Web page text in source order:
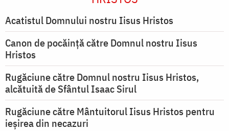
Acatistul Domnului nostru Iisus Hristos
Canon de pocăință către Domnul nostru Iisus
Hristos
Rugăciune către Domnul nostru Iisus Hristos,
alcătuită de Sfântul Isaac Sirul
Rugăciune către Mântuitorul Iisus Hristos pentru
ieşirea din necazuri